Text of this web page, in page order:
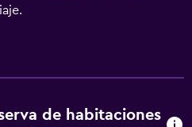
de habitaciones